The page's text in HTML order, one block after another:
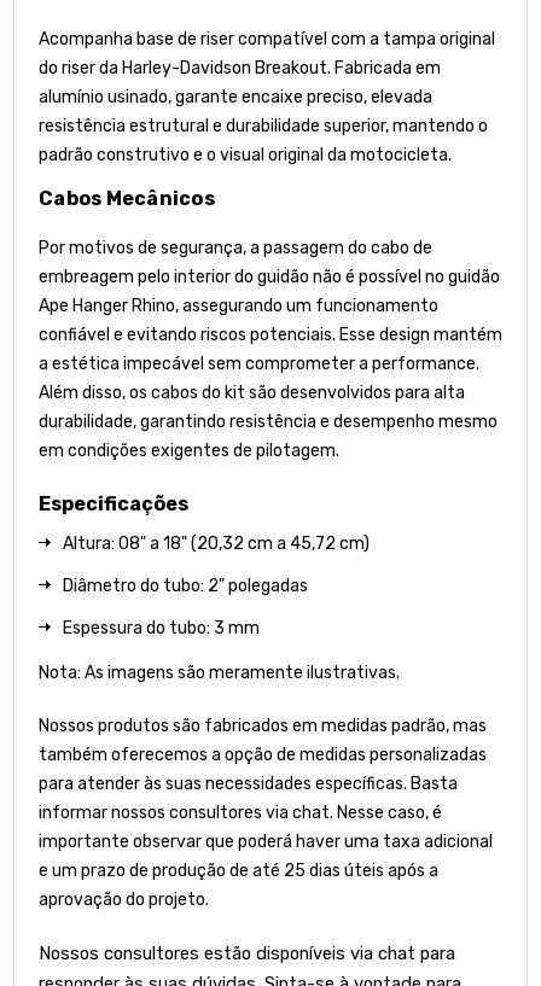
Acompanha base de riser compatível com a tampa original
do riser da Harley-Davidson Breakout. Fabricada em
alumínio usinado, garante encaixe preciso, elevada
resistência estrutural e durabilidade superior, mantendo o
padrão construtivo e o visual original da motocicleta.
Cabos Mecânicos
Por motivos de segurança, a passagem do cabo de
embreagem pelo interior do guidão não é possível no guidão
Ape Hanger Rhino, assegurando um funcionamento
confiável e evitando riscos potenciais. Esse design mantém
a estética impecável sem comprometer a performance.
Além disso, os cabos do kit são desenvolvidos para alta
durabilidade, garantindo resistência e desempenho mesmo
em condições exigentes de pilotagem.
Especificações
Altura: 08" a 18" (20,32 cm a 45,72 cm)
Diâmetro do tubo: 2" polegadas
Espessura do tubo: 3 mm
Nota: As imagens são meramente ilustrativas.
Nossos produtos são fabricados em medidas padrão, mas
também oferecemos a opção de medidas personalizadas
para atender às suas necessidades específicas. Basta
informar nossos consultores via chat. Nesse caso, é
importante observar que poderá haver uma taxa adicional
e um prazo de produção de até 25 dias úteis após a
aprovação do projeto.
Nossos consultores estão disponíveis via chat para